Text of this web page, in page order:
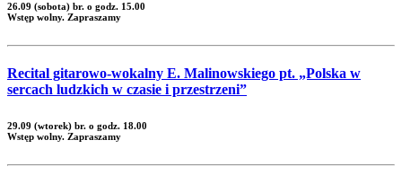
26.09 (sobota) br. o godz. 15.00
Wstęp wolny. Zapraszamy
Recital gitarowo-wokalny E. Malinowskiego pt. „Polska w
sercach ludzkich w czasie i przestrzeni”
29.09 (wtorek) br. o godz. 18.00
Wstęp wolny. Zapraszamy